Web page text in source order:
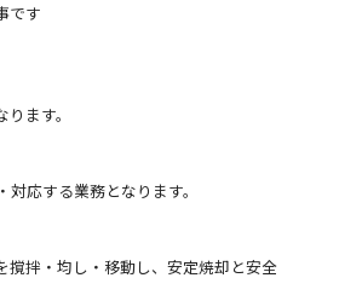
です
ます。
応する業務となります。
拌・均し・移動し、安定焼却と安全